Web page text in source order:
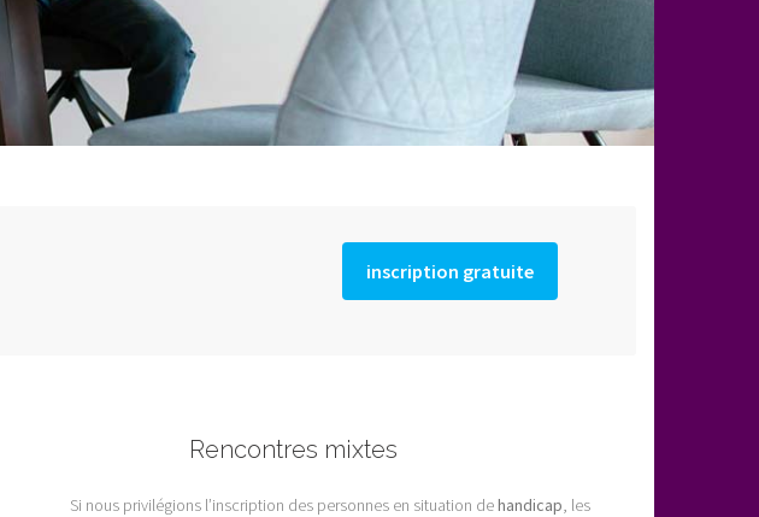
inscription gratuite
Rencontres mixtes
Si nous privilégions l’inscription des personnes en situation dehandicap, les